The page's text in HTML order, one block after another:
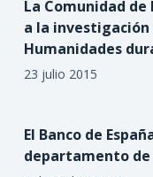
La Comunidad
a la investigación
Humanidades
23 julio 2015
El Banco de
departamento